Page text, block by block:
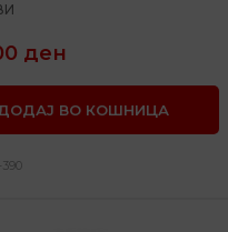
ден
ВО КОШНИЦА